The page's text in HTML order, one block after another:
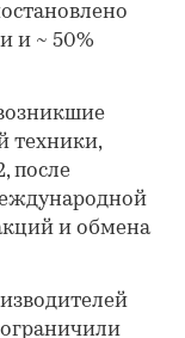
и ~ 50%
техники,
после
и обмена